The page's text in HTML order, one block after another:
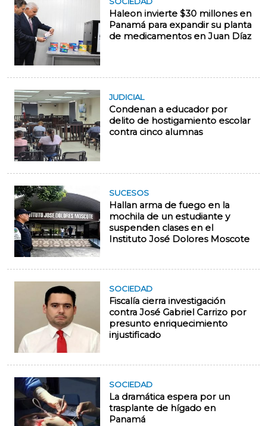
Haleon invierte $30 millones en
Panamá para expandir su planta
de medicamentos en Juan Díaz
JUDICIAL
Condenan a educador por
delito de hostigamiento escolar
contra cinco alumnas
SUCESOS
Hallan arma de fuego en la
mochila de un estudiante y
suspenden clases en el
Instituto José Dolores Moscote
SOCIEDAD
Fiscalía cierra investigación
contra José Gabriel Carrizo por
presunto enriquecimiento
injustificado
SOCIEDAD
La dramática espera por un
trasplante de hígado en
Panamá